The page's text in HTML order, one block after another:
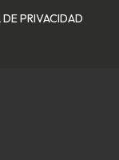
PRIVACIDAD